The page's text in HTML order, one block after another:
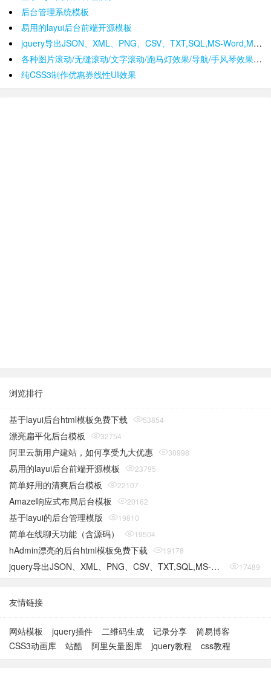
后台管理系统模板
易用的layui后台前端开源模板
jquery导出JSON、XML、PNG、CSV、TXT,SQL,MS-Word,Ms-Excel Ms-Powerpoint、PDF插件
各种图片滚动/无缝滚动/文字滚动/跑马灯效果/导航/手风琴效果/轮播
纯CSS3制作优惠券线性UI效果
浏览排行
基于layui后台html模板免费下载 53854
漂亮扁平化后台模板 32754
阿里云新用户建站，如何享受九大优惠 30998
易用的layui后台前端开源模板 23795
简单好用的清爽后台模板 22107
Amaze响应式布局后台模板 20162
基于layui的后台管理模版 19810
简单在线聊天功能（含源码） 19504
hAdmin漂亮的后台html模板免费下载 19178
jquery导出JSON、XML、PNG、CSV、TXT,SQL,MS-Word,Ms-Excel Ms-Powerpoint、PDF插件 17489
友情链接
网站模板 jquery插件 二维码生成 记录分享
简易博客
CSS3动画库
站酷 阿里矢量图库 jquery教程 css教程